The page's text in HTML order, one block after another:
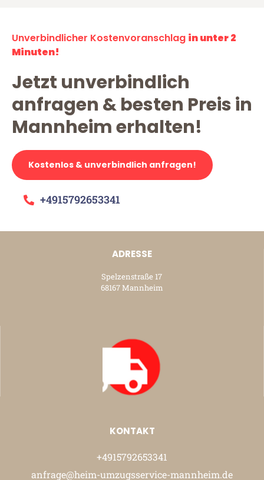
Unverbindlicher Kostenvoranschlag in unter 2
Minuten!
Jetzt unverbindlich
anfragen & besten Preis in
Mannheim erhalten!
Kostenlos & unverbindlich anfragen!
+4915792653341
ADRESSE
Spelzenstraße 17
68167 Mannheim
KONTAKT
+4915792653341
anfrage@heim-umzugsservice-mannheim.de